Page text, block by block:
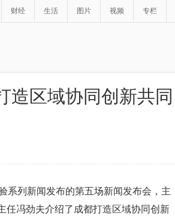
财经 生活 图片 视频 专栏
造区域协同创新共同
系列新闻发布的第五场新闻发布会，主
任冯劲夫介绍了成都打造区域协同创新